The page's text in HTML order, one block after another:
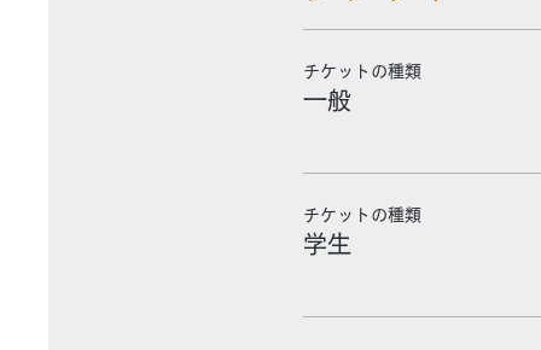
チケットの種類
一般
チケットの種類
学生